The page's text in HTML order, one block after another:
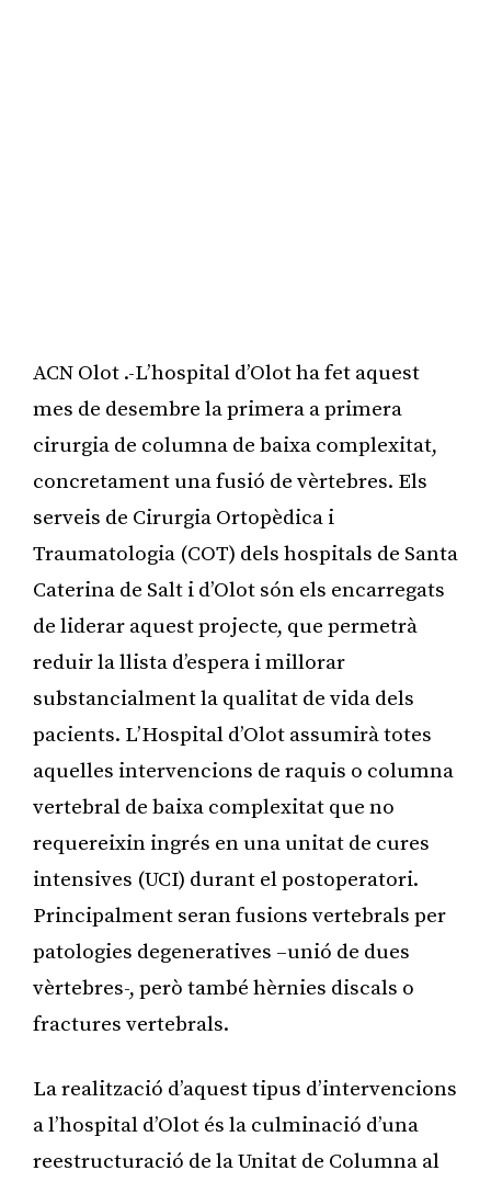
ACN Olot .-L’hospital d’Olot ha fet aquest
mes de desembre la primera a primera
cirurgia de columna de baixa complexitat,
concretament una fusió de vèrtebres. Els
serveis de Cirurgia Ortopèdica i
Traumatologia (COT) dels hospitals de Santa
Caterina de Salt i d’Olot són els encarregats
de liderar aquest projecte, que permetrà
reduir la llista d’espera i millorar
substancialment la qualitat de vida dels
pacients. L’Hospital d’Olot assumirà totes
aquelles intervencions de raquis o columna
vertebral de baixa complexitat que no
requereixin ingrés en una unitat de cures
intensives (UCI) durant el postoperatori.
Principalment seran fusions vertebrals per
patologies degeneratives –unió de dues
vèrtebres-, però també hèrnies discals o
fractures vertebrals.
La realització d’aquest tipus d’intervencions
a l’hospital d’Olot és la culminació d’una
reestructuració de la Unitat de Columna al